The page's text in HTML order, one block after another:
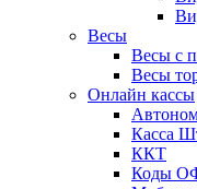
Весы
Весы с
Весы
Онлайн кассы
Касса
ККТ
Коды